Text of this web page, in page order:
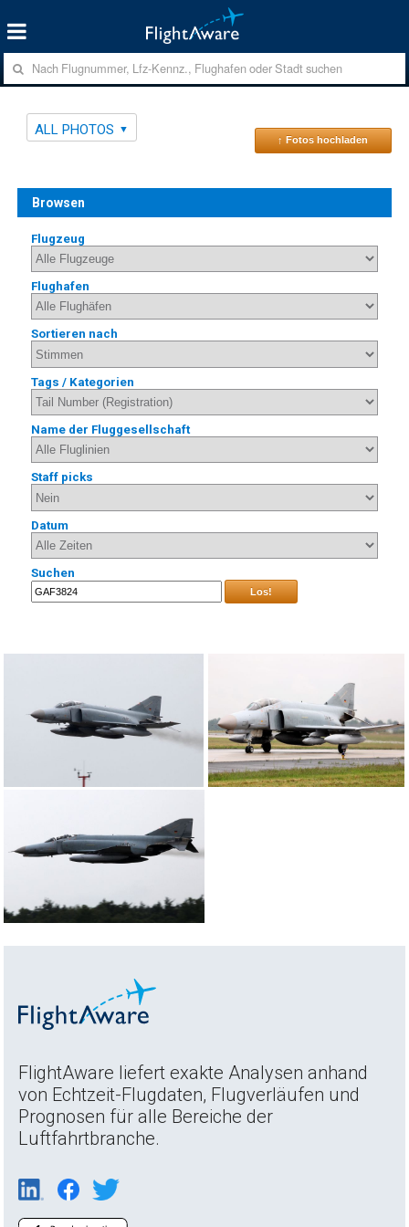
ALL PHOTOS
↑ Fotos hochladen
Browsen
Flugzeug
Flughafen
Sortieren nach
Tags / Kategorien
Name der Fluggesellschaft
Staff picks
Datum
Suchen
Los!
FlightAware liefert exakte Analysen anhand
von Echtzeit-Flugdaten, Flugverläufen und
Prognosen für alle Bereiche der
Luftfahrtbranche.